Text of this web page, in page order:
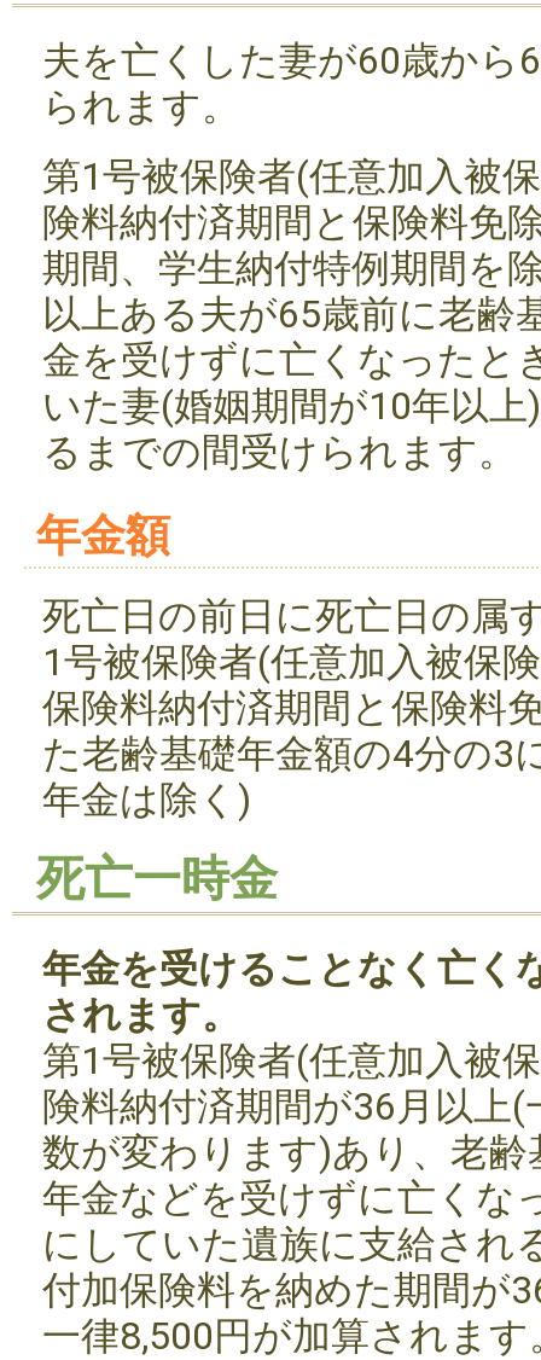
夫を亡くした妻が60歳から
られます。
第1号被保険者(任意加入被
険料納付済期間と保険料免
期間、学生納付特例期間を
以上ある夫が65歳前に老齢
金を受けずに亡くなったと
いた妻(婚姻期間が10年以
るまでの間受けられます。
年金額
死亡日の前日に死亡日の属
1号被保険者(任意加入被保
保険料納付済期間と保険料
た老齢基礎年金額の4分の3
年金は除く)
死亡一時金
年金を受けることなく亡く
されます。
第1号被保険者(任意加入被
険料納付済期間が36月以上
数が変わります)あり、老
年金などを受けずに亡くな
にしていた遺族に支給され
付加保険料を納めた期間が
一律8,500円が加算されます